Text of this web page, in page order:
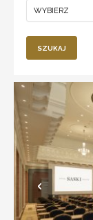
świecie.
wysoki
standard
zakwaterowania
z
nowoczesną
infrastrukturą
MICE,
obejmującą
profesjonalne
sale
konferencyjne,
WYBIERZ
SZUKAJ